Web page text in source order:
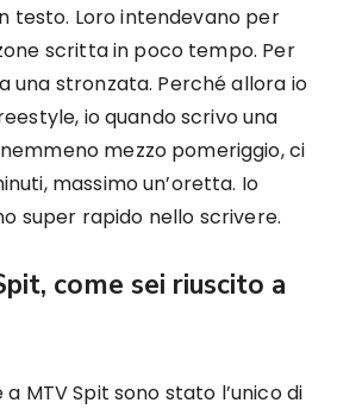
testo. Loro intendevano per
scritta in poco tempo. Per
una stronzata. Perché allora io
io quando scrivo una
mezzo pomeriggio, ci
massimo un’oretta. Io
super rapido nello scrivere.
come sei riuscito a
MTV Spit sono stato l’unico di